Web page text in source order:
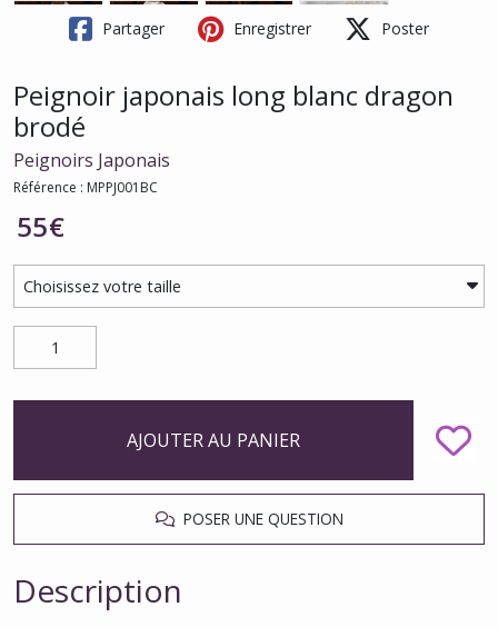
Partager Enregistrer Poster
Peignoir japonais long blanc dragon
brodé
Peignoirs Japonais
Référence : MPPJ001BC
55€
AJOUTER AU PANIER
POSER UNE QUESTION
Description